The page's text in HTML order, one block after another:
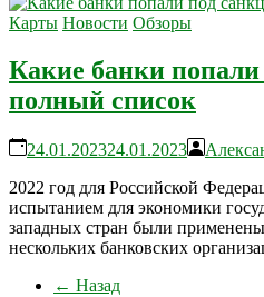
Карты Новости Обзоры
Какие банки
полный список
24.01.202324.01.2023
2022 год для Российской
испытанием для экономики
западных стран были
нескольких банковских
← Назад